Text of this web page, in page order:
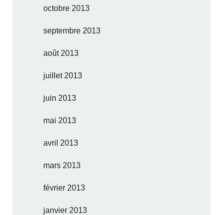
octobre 2013
septembre 2013
août 2013
juillet 2013
juin 2013
mai 2013
avril 2013
mars 2013
février 2013
janvier 2013